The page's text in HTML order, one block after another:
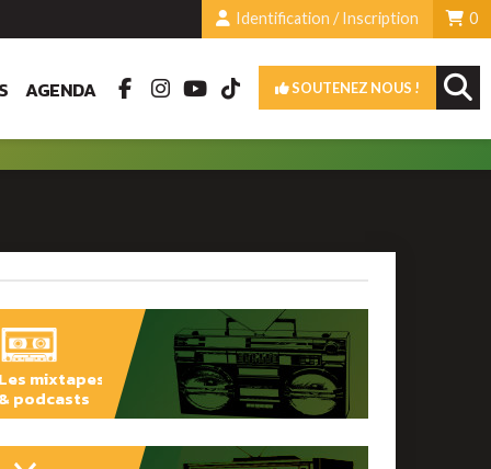
0
Identification / Inscription
AGENDA SOUTENEZ NOUS !
Les mixtapes
& podcasts